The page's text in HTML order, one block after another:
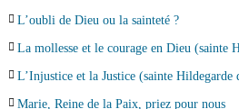
L’oubli de Dieu ou la sainteté ?
La mollesse et le courage en Dieu (sainte
L’Injustice et la Justice (sainte Hildegarde
Marie, Reine de la Paix, priez pour nous